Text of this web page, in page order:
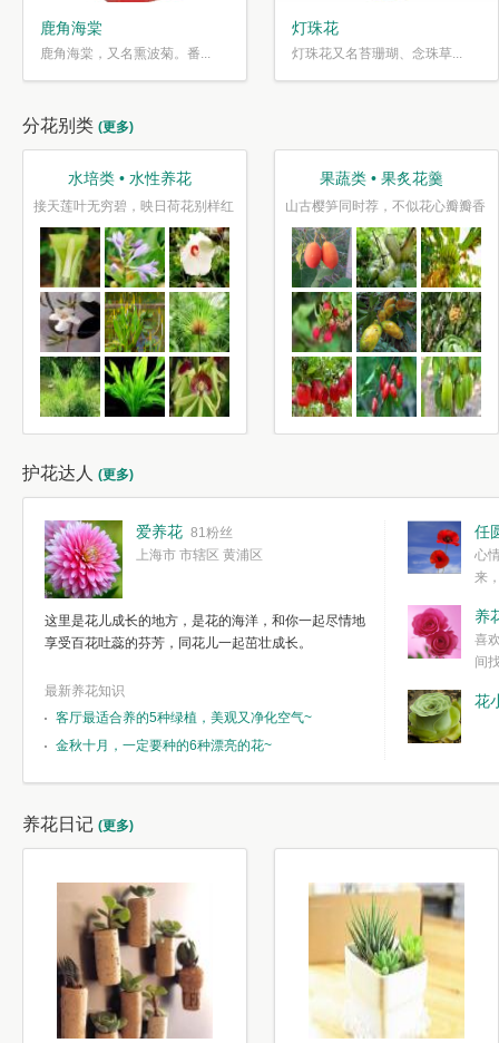
鹿角海棠
鹿角海棠，又名熏波菊。番...
灯珠花
灯珠花又名苔珊瑚、念珠草...
分花别类 (更多)
水培类 • 水性养花
接天莲叶无穷碧，映日荷花别样红
果蔬类 • 果炙花羹
山古樱笋同时荐，不似花心瓣瓣香
护花达人 (更多)
爱养花 81粉丝
上海市 市辖区 黄浦区
这里是花儿成长的地方，是花的海洋，和你一起尽情地
享受百花吐蕊的芬芳，同花儿一起茁壮成长。
最新养花知识
客厅最适合养的5种绿植，美观又净化空气~
金秋十月，一定要种的6种漂亮的花~
任
心
来
简单愉快的心
我们自己复杂
养
喜
间
花
养花日记 (更多)